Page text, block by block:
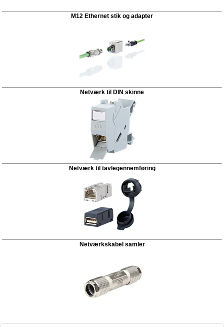
M12 Ethernet stik og adapter
Netværk til DIN skinne
Netværk til tavlegennemføring
Netværkskabel samler